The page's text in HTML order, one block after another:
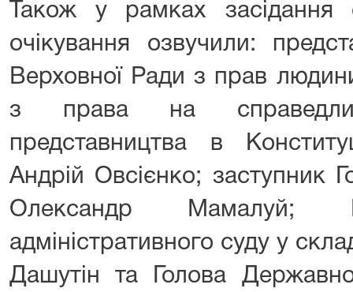
Також у рамках засідання
очікування озвучили:
Верховної Ради з прав
з права на
представництва в
Андрій Овсієнко; заступник
Олександр Мамалуй;
адміністративного суду у
Дашутін та Голова Державної